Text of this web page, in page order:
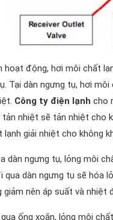
hoạt động, hơi môi chất
Tại dàn ngưng tụ, hơi
Công ty điện lạnh cho
tản nhiệt sẽ tản nhiệt cho
lạnh giải nhiệt cho không
dàn ngưng tụ, lỏng môi
qua dàn ngưng tụ sẽ hóa
giảm nên áp suất và nhiệt
ống xoắn, lỏng môi